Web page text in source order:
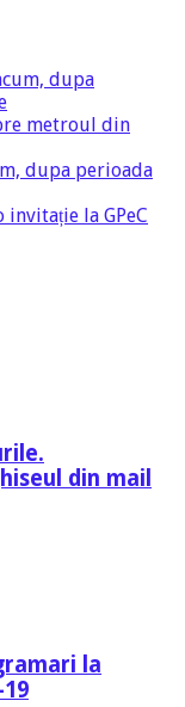
dupa
metroul din
dupa perioada
invitație la GPeC
din mail
la